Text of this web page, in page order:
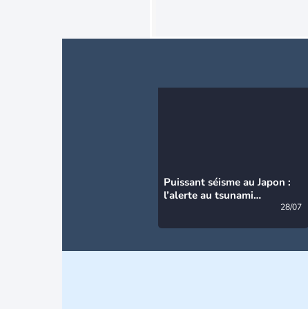
Puissant séisme au Japon :
l’alerte au tsunami
28/07